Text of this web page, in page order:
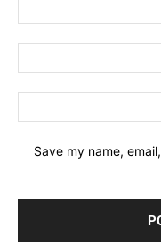
Save my name,